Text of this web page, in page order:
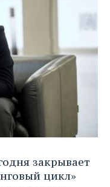
закрывает
цикл»